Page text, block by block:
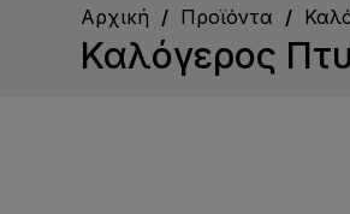
Αρχική Προϊόντα
Καλόγερος